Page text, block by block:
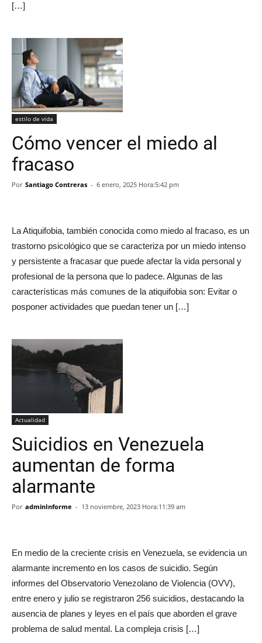
[…]
estilo de vida
Cómo vencer el miedo al
fracaso
Por Santiago Contreras - 6 enero, 2025 Hora:5:42 pm
La Atiquifobia, también conocida como miedo al fracaso, es un
trastorno psicológico que se caracteriza por un miedo intenso
y persistente a fracasar que puede afectar la vida personal y
profesional de la persona que lo padece. Algunas de las
características más comunes de la atiquifobia son: Evitar o
posponer actividades que puedan tener un […]
Actualidad
Suicidios en Venezuela
aumentan de forma
alarmante
Por adminInforme - 13 noviembre, 2023 Hora:11:39 am
En medio de la creciente crisis en Venezuela, se evidencia un
alarmante incremento en los casos de suicidio. Según
informes del Observatorio Venezolano de Violencia (OVV),
entre enero y julio se registraron 256 suicidios, destacando la
ausencia de planes y leyes en el país que aborden el grave
problema de salud mental. La compleja crisis […]